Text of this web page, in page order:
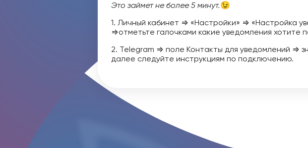
Это займет не более 5 минут.😉
1. Личный кабинет ⇒ «Настройки» ⇒ «Настройка
⇒отметьте галочками какие уведомления хотите
2. Telegram ⇒ поле Контакты для уведомлений ⇒
далее следуйте инструкциям по подключению.